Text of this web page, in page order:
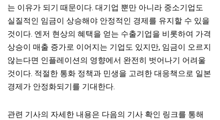
는 이유가 되기 때문이다. 대기업 뿐만 아니라 중소기업도
실질적인 임금이 상승해야 안정적인 경제를 유지할 수 있을
것이다. 엔저 현상의 혜택을 얻는 수출기업을 비롯하여 가격
상승이 매출 증가로 이어지는 기업도 있지만, 임금이 오르지
않는다면 인플레이션의 영향에서 완전히 벗어나기 어려울
것이다. 적절한 통화 정책과 민생을 고려한 대응책으로 일본
경제가 안정화되기를 기대한다.
관련 기사의 자세한 내용은 다음의 기사 확인 링크를 통해